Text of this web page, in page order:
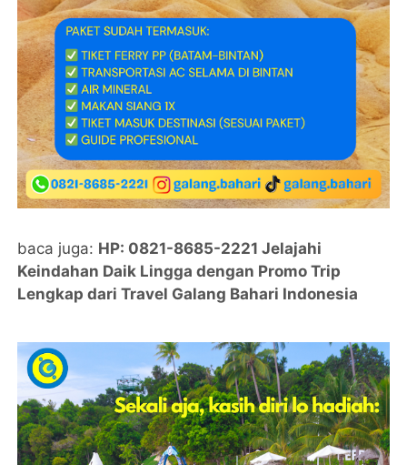
baca juga: HP: 0821-8685-2221 Jelajahi
Keindahan Daik Lingga dengan Promo Trip
Lengkap dari Travel Galang Bahari Indonesia